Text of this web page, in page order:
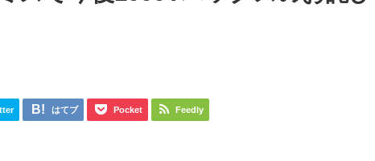
はてブ Pocket Feedly